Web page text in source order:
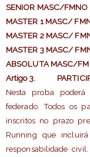
SENIOR MASC/FMNO
MASTER 1 MASC/
MASTER 2 MASC/
MASTER 3 MASC/
ABSOLUTA MASC/
Artigo 3.
Nesta proba
federado. Todos os
inscritos no prazo
Running que
responsabilidade